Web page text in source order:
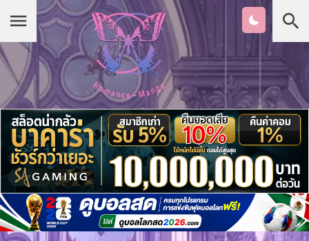
หน้าแรก
หมวดมังงะ
เกาหลี
รายชื่อมังงะ Romance
Chapter
List
1
ตอน
ที่
น
2
ตอน
ที่
น
3
ตอน
ที่
ม